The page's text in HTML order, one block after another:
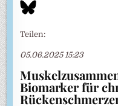
Teilen:
05.06.2025 15:23
Biomarker für